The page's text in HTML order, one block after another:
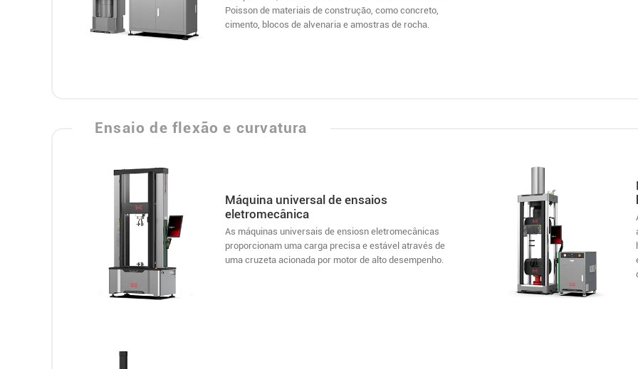
Poisson de materiais de construção, como concreto,
cimento, blocos de alvenaria e amostras de rocha.
Ensaio de flexão e curvatura
Máquina universal de ensaios
eletromecânica
As máquinas universais de ensiosn eletromecânicas
proporcionam uma carga precisa e estável através de
uma cruzeta acionada por motor de alto desempenho.